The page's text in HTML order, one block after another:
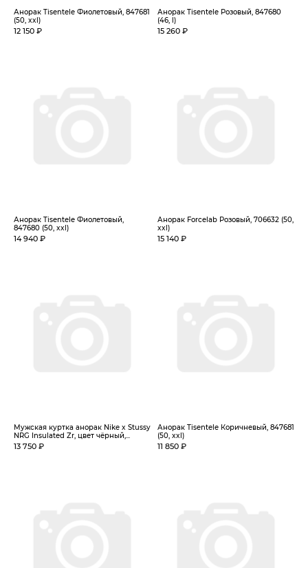
Анорак Tisentele Фиолетовый, 847681
(50, xxl)
12 150 ₽
Анорак Tisentele Розовый, 847680
(46, l)
15 260 ₽
Анорак Tisentele Фиолетовый,
847680 (50, xxl)
14 940 ₽
Анорак Forcelab Розовый, 706632 (50,
xxl)
15 140 ₽
Мужская куртка анорак Nike x Stussy
NRG Insulated Zr, цвет чёрный,...
13 750 ₽
Анорак Tisentele Коричневый, 847681
(50, xxl)
11 850 ₽